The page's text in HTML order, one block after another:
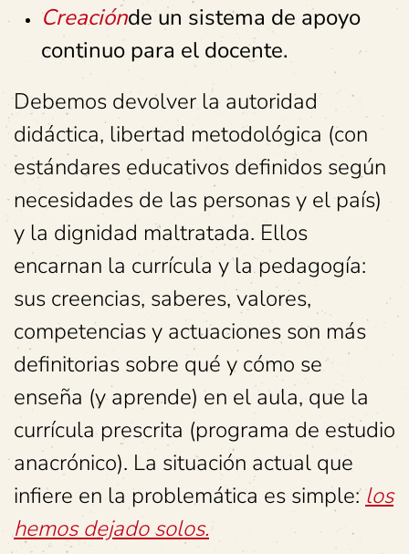
Creaciónde un sistema de apoyo
continuo para el docente.
Debemos devolver la autoridad
didáctica, libertad metodológica (con
estándares educativos definidos según
necesidades de las personas y el país)
y la dignidad maltratada. Ellos
encarnan la currícula y la pedagogía:
sus creencias, saberes, valores,
competencias y actuaciones son más
definitorias sobre qué y cómo se
enseña (y aprende) en el aula, que la
currícula prescrita (programa de estudio
anacrónico). La situación actual que
infiere en la problemática es simple:los
hemos dejado solos.